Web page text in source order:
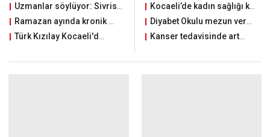
peçetelerle dolu olduğu,
hijyen kurallarının ihmal
edildiği bir durumu ortaya
koyuyor. Henüz 4 Nisan
Uzmanlar söylüyor: Sivrisinek ısırığına sakın bunları kullanmayın
Ramazan ayında kronik hastalığı bulunanlara tavsiyeler
Türk Kızılay Kocaeli'den Anıtpark'ta yeni Kan Bağış Noktası
Kocaeli’de kadın sağlığı konuşuldu
Diyabet Okulu mezun vermeye devam ediyor
Kanser tedavisinde artık Atakent Cihan Hastanesi de var